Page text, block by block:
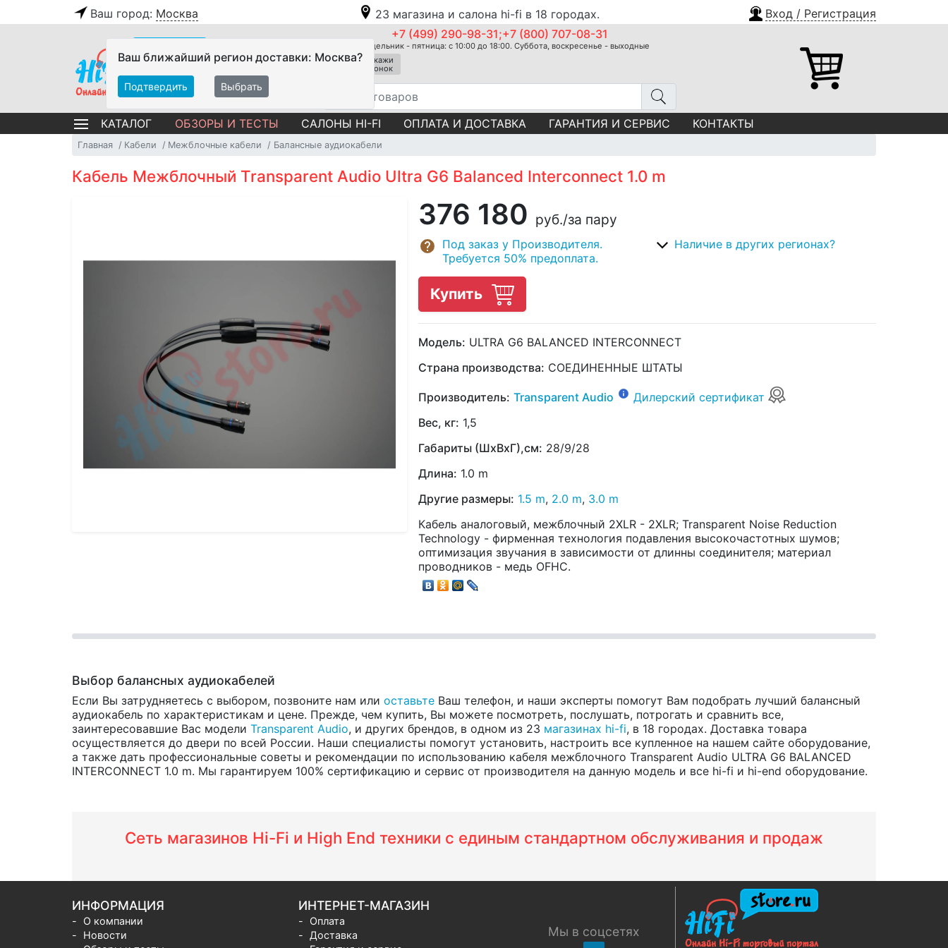
Ваш город: Москва 23 магазина и салона hi-fi в 18 городах. Вход / Регистрация
Ваш ближайший регион доставки: Москва?
Подтвердить Выбрать
+7 (499) 290-98-31;+7 (800) 707-08-31
Понедельник - пятница: с 10:00 до 18:00. Суббота, воскресенье - выходные
Закажи
звонок
КАТАЛОГ ОБЗОРЫ И ТЕСТЫ САЛОНЫ HI-FI ОПЛАТА И ДОСТАВКА ГАРАНТИЯ И СЕРВИС КОНТАКТЫ
Главная Кабели Межблочные кабели Балансные аудиокабели
Кабель Межблочный Transparent Audio Ultra G6 Balanced Interconnect 1.0 m
376 180 руб./за пару
Под заказ у Производителя.
Требуется 50% предоплата.
Наличие в других регионах?
Купить
Модель: ULTRA G6 BALANCED INTERCONNECT
Страна производства: СОЕДИНЕННЫЕ ШТАТЫ
Производитель: Transparent Audio
Дилерский сертификат
Вес, кг: 1,5
Габариты (ШхВхГ),см: 28/9/28
Длина: 1.0 m
Другие размеры: 1.5 m, 2.0 m, 3.0 m
Кабель аналоговый, межблочный 2XLR - 2XLR; Transparent Noise Reduction
Technology - фирменная технология подавления высокочастотных шумов;
оптимизация звучания в зависимости от длинны соединителя; материал
проводников - медь OFHC.
Выбор балансных аудиокабелей
Если Вы затрудняетесь с выбором, позвоните нам или оставьте Ваш телефон, и наши эксперты помогут Вам подобрать лучший балансный
аудиокабель по характеристикам и цене. Прежде, чем купить, Вы можете посмотреть, послушать, потрогать и сравнить все,
заинтересовавшие Вас модели Transparent Audio, и других брендов, в одном из 23 магазинах hi-fi, в 18 городах. Доставка товара
осуществляется до двери по всей России. Наши специалисты помогут установить, настроить все купленное на нашем сайте оборудование,
а также дать профессиональные советы и рекомендации по использованию кабеля межблочного Transparent Audio ULTRA G6 BALANCED
INTERCONNECT 1.0 m. Мы гарантируем 100% сертификацию и сервис от производителя на данную модель и все hi-fi и hi-end оборудование.
Сеть магазинов Hi-Fi и High End техники с единым стандартном обслуживания и продаж
ИНФОРМАЦИЯ
О компании
Новости
ИНТЕРНЕТ-МАГАЗИН
Оплата
Доставка
Мы в соцсетях